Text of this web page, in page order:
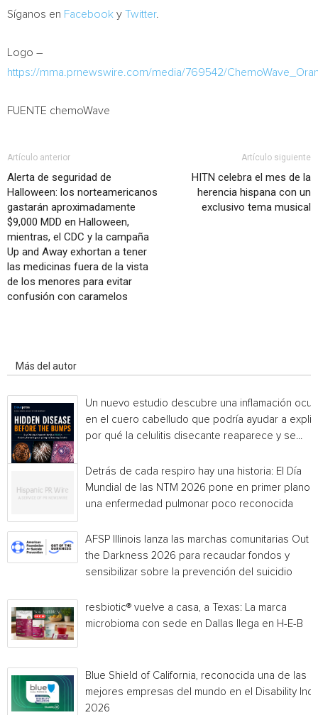
Síganos en Facebook y Twitter.
Logo –
https://mma.prnewswire.com/media/769542/
FUENTE chemoWave
Artículo anterior
Alerta de seguridad de
Halloween: los norteamericanos
gastarán aproximadamente
$9,000 MDD en Halloween,
mientras, el CDC y la campaña
Up and Away exhortan a tener
las medicinas fuera de la vista
de los menores para evitar
confusión con caramelos
Artículo siguiente
HITN celebra el mes de la
herencia hispana con un
exclusivo tema musical
Más del autor
Un nuevo estudio descubre una inflamación
en el cuero cabelludo que podría ayudar a
por qué la celulitis disecante reaparece y se...
Detrás de cada respiro hay una historia: El Día
Mundial de las NTM 2026 pone en primer plano
una enfermedad pulmonar poco reconocida
AFSP Illinois lanza las marchas comunitarias Out
the Darkness 2026 para recaudar fondos y
sensibilizar sobre la prevención del suicidio
resbiotic® vuelve a casa, a Texas: La marca
microbioma con sede en Dallas llega en H-E-B
Blue Shield of California, reconocida una de las
mejores empresas del mundo en el Disability
2026